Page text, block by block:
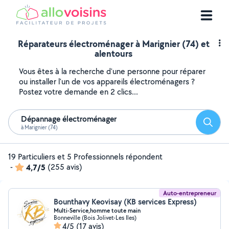
Réparateurs électroménager à Marignier (74) et
alentours
Vous êtes à la recherche d'une personne pour réparer
ou installer l'un de vos appareils électroménagers ?
Postez votre demande en 2 clics...
Dépannage électroménager
à Marignier (74)
19 Particuliers et 5 Professionnels répondent
-
4,7/5 (255 avis)
Auto-entrepreneur
Bounthavy Keovisay (KB services Express)
Multi-Service,homme toute main
Bonneville (Bois Jolivet-Les Iles)
4/5 (17 avis)